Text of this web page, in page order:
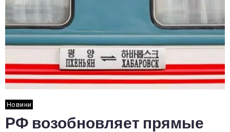
Новини
РФ возобновляет прямые